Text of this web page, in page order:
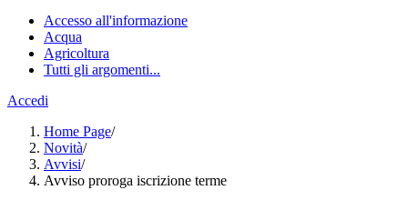
Accesso all'informazione
Acqua
Agricoltura
Tutti gli argomenti...
Accedi
Home Page/
Novità/
Avvisi/
Avviso proroga iscrizione terme